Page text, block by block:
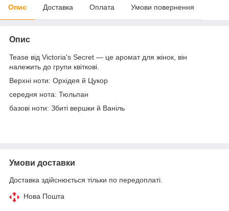
Опис Доставка Оплата Умови повернення
Опис
Tease від Victoria's Secret — це аромат для жінок, він
належить до групи квіткові.
Верхні ноти: Орхідея й Цукор
середня нота: Тюльпан
базові ноти: Збиті вершки й Ваніль
Умови доставки
Доставка здійснюється тільки по передоплаті.
Нова Пошта